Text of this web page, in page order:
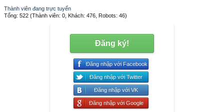
Thành viên đang trực tuyến
Tổng: 522 (Thành viên: 0, Khách: 476, Robots: 46)
Đăng ký!
Đăng nhập với Facebook
Đăng nhập với Twitter
Đăng nhập với VK
Đăng nhập với Google